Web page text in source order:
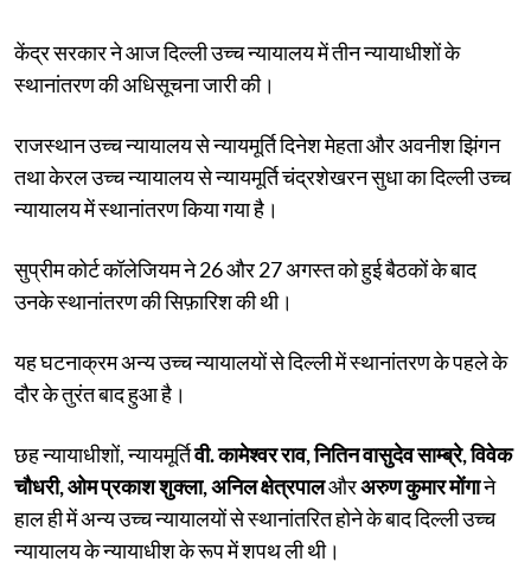
केंद्र सरकार ने आज दिल्ली उच्च न्यायालय में तीन न्यायाधीशों के
स्थानांतरण की अधिसूचना जारी की।
राजस्थान उच्च न्यायालय से न्यायमूर्ति दिनेश मेहता और अवनीश झिंगन
तथा केरल उच्च न्यायालय से न्यायमूर्ति चंद्रशेखरन सुधा का दिल्ली उच्च
न्यायालय में स्थानांतरण किया गया है।
सुप्रीम कोर्ट कॉलेजियम ने 26 और 27 अगस्त को हुई बैठकों के बाद
उनके स्थानांतरण की सिफ़ारिश की थी।
यह घटनाक्रम अन्य उच्च न्यायालयों से दिल्ली में स्थानांतरण के पहले के
दौर के तुरंत बाद हुआ है।
छह न्यायाधीशों, न्यायमूर्तिवी. कामेश्वर राव, नितिन वासुदेव साम्ब्रे, विवेक
चौधरी, ओम प्रकाश शुक्ला, अनिल क्षेत्रपालऔरअरुण कुमार मोंगाने
हाल ही में अन्य उच्च न्यायालयों से स्थानांतरित होने के बाद दिल्ली उच्च
न्यायालय के न्यायाधीश के रूप में शपथ ली थी।